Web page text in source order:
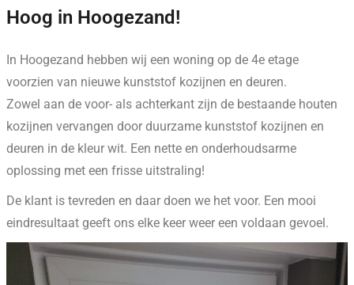
Hoog in Hoogezand!
In Hoogezand hebben wij een woning op de 4e etage
voorzien van nieuwe kunststof kozijnen en deuren.
Zowel aan de voor- als achterkant zijn de bestaande houten
kozijnen vervangen door duurzame kunststof kozijnen en
deuren in de kleur wit. Een nette en onderhoudsarme
oplossing met een frisse uitstraling!
De klant is tevreden en daar doen we het voor. Een mooi
eindresultaat geeft ons elke keer weer een voldaan gevoel.